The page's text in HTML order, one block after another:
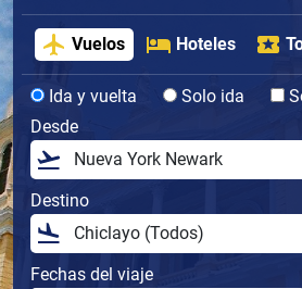
Vuelos Hoteles
Ida y vuelta Solo ida
Desde
Destino
Fechas del viaje